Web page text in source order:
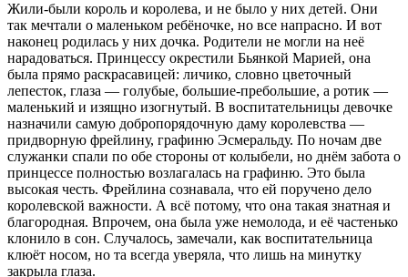
Жили-были король и королева, и не было у них детей. Они
так мечтали о маленьком ребёночке, но все напрасно. И вот
наконец родилась у них дочка. Родители не могли на неё
нарадоваться. Принцессу окрестили Бьянкой Марией, она
была прямо раскрасавицей: личико, словно цветочный
лепесток, глаза — голубые, большие-пребольшие, а ротик —
маленький и изящно изогнутый. В воспитательницы девочке
назначили самую добропорядочную даму королевства —
придворную фрейлину, графиню Эсмеральду. По ночам две
служанки спали по обе стороны от колыбели, но днём забота о
принцессе полностью возлагалась на графиню. Это была
высокая честь. Фрейлина сознавала, что ей поручено дело
королевской важности. А всё потому, что она такая знатная и
благородная. Впрочем, она была уже немолода, и её частенько
клонило в сон. Случалось, замечали, как воспитательница
клюёт носом, но та всегда уверяла, что лишь на минутку
закрыла глаза.